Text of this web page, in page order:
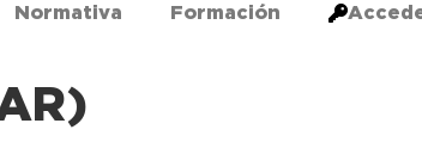
Normativa Formación